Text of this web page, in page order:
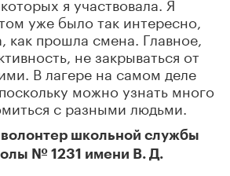
уже было так интересно,
как прошла смена. Главное,
не закрываться от
В лагере на самом деле
можно узнать много
с разными людьми.
волонтер школьной службы
№ 1231 имени В. Д.